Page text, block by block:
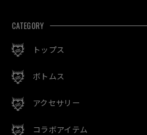
CATEGORY
トップス
ボトムス
アクセサリー
コラボアイテム